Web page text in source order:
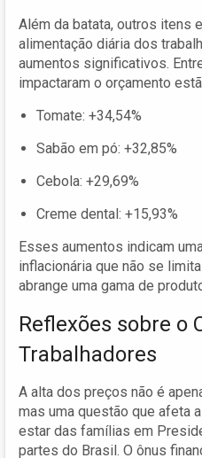
Além da batata, outros itens
alimentação diária dos
aumentos significativos.
impactaram o orçamento
Tomate: +34,54%
Sabão em pó: +32,85%
Cebola: +29,69%
Creme dental: +15,93%
Esses aumentos indicam
inflacionária que não se
abrange uma gama de
Reflexões sobre o
Trabalhadores
A alta dos preços não é
mas uma questão que afeta
estar das famílias em
partes do Brasil. O ônus